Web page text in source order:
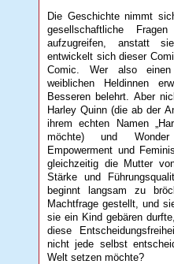
Die Geschichte nimmt
gesellschaftliche
aufzugreifen, anstatt
entwickelt sich dieser
Comic. Wer also
weiblichen Heldinnen
Besseren belehrt. Aber
Harley Quinn (die ab der
ihrem echten Namen
möchte) und
Empowerment und
gleichzeitig die Mutter
Stärke und
beginnt langsam zu
Machtfrage gestellt, und
sie ein Kind gebären
diese
nicht jede selbst
Welt setzen möchte?